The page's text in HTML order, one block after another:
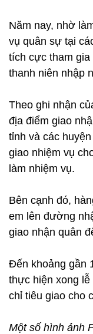
Năm nay, nhờ
vụ quân sự tại
tích cực tham
thanh niên nhập
Theo ghi nhận
địa điểm giao
tỉnh và các
giao nhiệm vụ
làm nhiệm vụ.
Bên cạnh đó,
em lên đường
giao nhận quân
Đến khoảng gần
thực hiện xong
chỉ tiêu giao cho
Một số hình ảnh